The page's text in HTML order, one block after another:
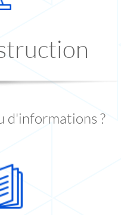
d'informations ?